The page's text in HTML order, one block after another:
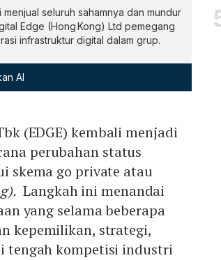
seluruh sahamnya dan mundur
Edge (Hong Kong) Ltd pemegang
infrastruktur digital dalam grup.
AI
(EDGE) kembali menjadi
perubahan status
skema go private atau
Langkah ini menandai
yang selama beberapa
kepemilikan, strategi,
tengah kompetisi industri